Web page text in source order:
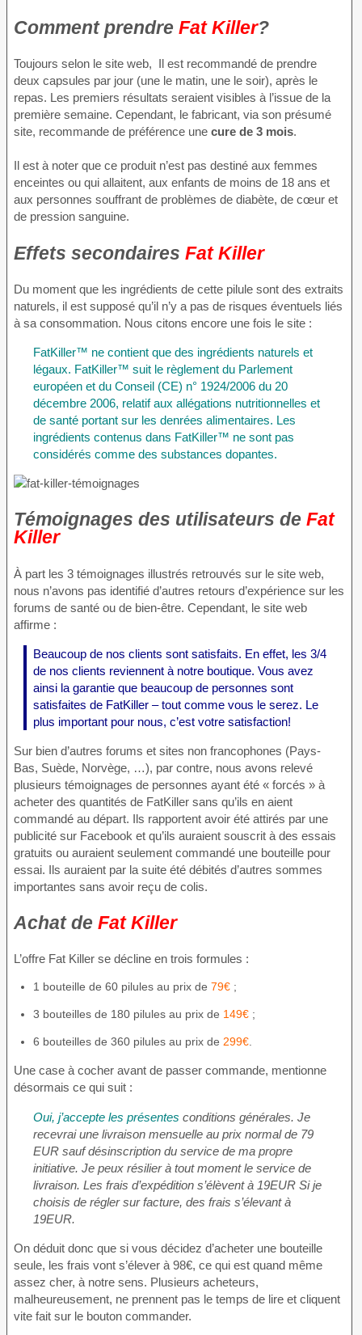
Comment prendre Fat Killer?
Toujours selon le site web, Il est recommandé de prendre
deux capsules par jour (une le matin, une le soir), après le
repas. Les premiers résultats seraient visibles à l’issue de la
première semaine. Cependant, le fabricant, via son présumé
site, recommande de préférence une cure de 3 mois.
Il est à noter que ce produit n’est pas destiné aux femmes
enceintes ou qui allaitent, aux enfants de moins de 18 ans et
aux personnes souffrant de problèmes de diabète, de cœur et
de pression sanguine.
Effets secondaires Fat Killer
Du moment que les ingrédients de cette pilule sont des extraits
naturels, il est supposé qu’il n’y a pas de risques éventuels liés
à sa consommation. Nous citons encore une fois le site :
FatKiller™ ne contient que des ingrédients naturels et
légaux. FatKiller™ suit le règlement du Parlement
européen et du Conseil (CE) n° 1924/2006 du 20
décembre 2006, relatif aux allégations nutritionnelles et
de santé portant sur les denrées alimentaires. Les
ingrédients contenus dans FatKiller™ ne sont pas
considérés comme des substances dopantes.
Témoignages des utilisateurs de Fat
Killer
À part les 3 témoignages illustrés retrouvés sur le site web,
nous n’avons pas identifié d’autres retours d’expérience sur les
forums de santé ou de bien-être. Cependant, le site web
affirme :
Beaucoup de nos clients sont satisfaits. En effet, les 3/4
de nos clients reviennent à notre boutique. Vous avez
ainsi la garantie que beaucoup de personnes sont
satisfaites de FatKiller – tout comme vous le serez. Le
plus important pour nous, c’est votre satisfaction!
Sur bien d’autres forums et sites non francophones (Pays-
Bas, Suède, Norvège, …), par contre, nous avons relevé
plusieurs témoignages de personnes ayant été « forcés » à
acheter des quantités de FatKiller sans qu’ils en aient
commandé au départ. Ils rapportent avoir été attirés par une
publicité sur Facebook et qu’ils auraient souscrit à des essais
gratuits ou auraient seulement commandé une bouteille pour
essai. Ils auraient par la suite été débités d’autres sommes
importantes sans avoir reçu de colis.
Achat de Fat Killer
L’offre Fat Killer se décline en trois formules :
1 bouteille de 60 pilules au prix de 79€ ;
3 bouteilles de 180 pilules au prix de 149€ ;
6 bouteilles de 360 pilules au prix de 299€.
Une case à cocher avant de passer commande, mentionne
désormais ce qui suit :
Oui, j’accepte les présentes conditions générales. Je
recevrai une livraison mensuelle au prix normal de 79
EUR sauf désinscription du service de ma propre
initiative. Je peux résilier à tout moment le service de
livraison. Les frais d’expédition s’élèvent à 19EUR Si je
choisis de régler sur facture, des frais s’élevant à
19EUR.
On déduit donc que si vous décidez d’acheter une bouteille
seule, les frais vont s’élever à 98€, ce qui est quand même
assez cher, à notre sens. Plusieurs acheteurs,
malheureusement, ne prennent pas le temps de lire et cliquent
vite fait sur le bouton commander.